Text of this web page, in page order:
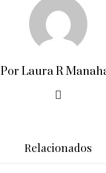
Por Laura R
Relacionados